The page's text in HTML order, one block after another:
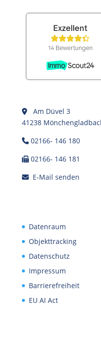
Am Düvel 3
41238
02166- 146 180
02166- 146 181
E-Mail senden
Datenraum
Objekttracking
Datenschutz
Impressum
Barrierefreiheit
EU AI Act